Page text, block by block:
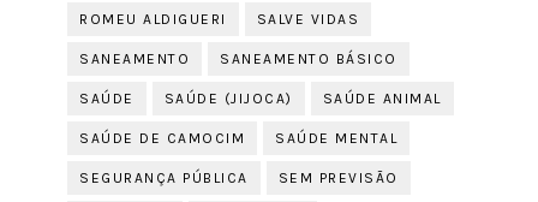
ROMEU ALDIGUERI SALVE VIDAS
SANEAMENTO SANEAMENTO BÁSICO
SAÚDE SAÚDE (JIJOCA) SAÚDE ANIMAL
SAÚDE DE CAMOCIM SAÚDE MENTAL
SEGURANÇA PÚBLICA SEM PREVISÃO